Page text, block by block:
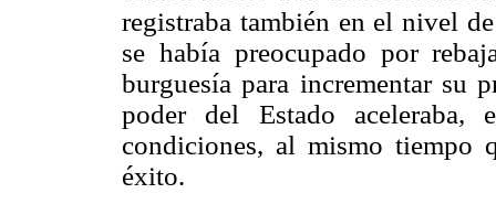
registraba también en el nivel
se había preocupado por
burguesía para incrementar su
poder del Estado aceleraba,
condiciones, al mismo tiempo
éxito.